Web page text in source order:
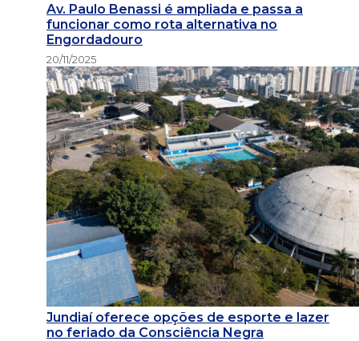
Av. Paulo Benassi é ampliada e passa a
funcionar como rota alternativa no
Engordadouro
20/11/2025
Jundiaí oferece opções de esporte e lazer
no feriado da Consciência Negra